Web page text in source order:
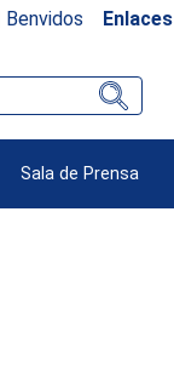
Benvidos Enlaces
Sala de Prensa